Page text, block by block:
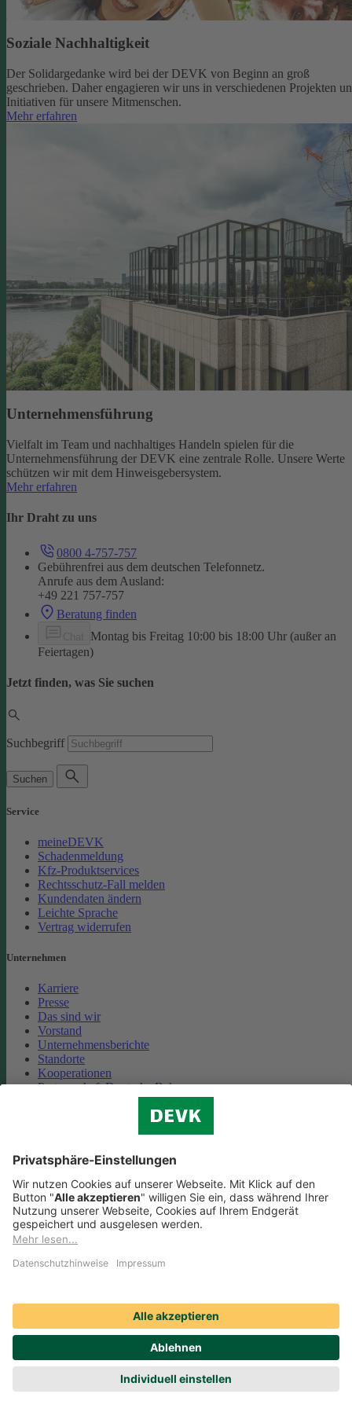
Soziale Nachhaltigkeit
Der Solidargedanke wird bei der DEVK von Beginn an groß
geschrieben. Daher engagieren wir uns in verschiedenen Projekten
Initiativen für unsere Mitmenschen.
Mehr erfahren
Unternehmensführung
Vielfalt im Team und nachhaltiges Handeln spielen für die
Unternehmensführung der DEVK eine zentrale Rolle. Unsere Werte
schützen wir mit dem Hinweisgebersystem.
Mehr erfahren
Ihr Draht zu uns
0800 4-757-757
Gebührenfrei aus dem deutschen Telefonnetz.
Anrufe aus dem Ausland:
+49 221 757-757
Beratung finden
Montag bis Freitag 10:00 bis 18:00 Uhr (außer an
Feiertagen)
Jetzt finden, was Sie suchen
Suchbegriff
Suchen
Service
meineDEVK
Schadenmeldung
Kfz-Produktservices
Rechtsschutz-Fall melden
Kundendaten ändern
Leichte Sprache
Vertrag widerrufen
Unternehmen
Karriere
Presse
Das sind wir
Vorstand
Unternehmensberichte
Standorte
Kooperationen
Partnerschaft Deutsche Bahn
Cookie-Einstellungen
Datenschutz
Impressum
Streitbeilegung
Nutzungshinweise
Compliance
Social Media Icons sowie Verlinkungen, die mit
sind, führen auf externe Seiten. Die DEVK ist für die dortigen
Nutzungsbedingungen und Datenschutzbestimmungen nicht
verantwortlich. Mehr dazu erfahren Sie unter